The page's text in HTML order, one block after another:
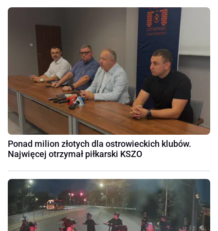
Ponad milion złotych dla ostrowieckich klubów.
Najwięcej otrzymał piłkarski KSZO